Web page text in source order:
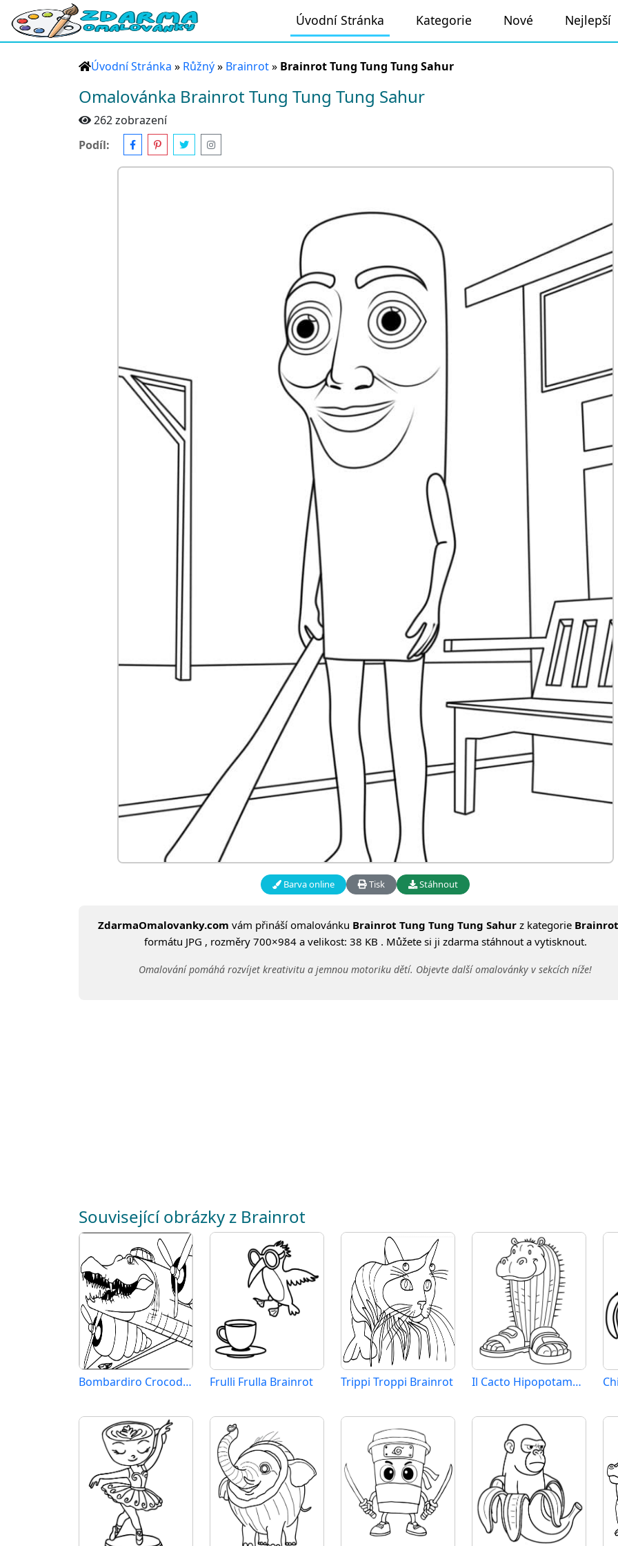
Úvodní Stránka Kategorie Nové Nejlepší
Úvodní Stránka » Růžný» Brainrot» Brainrot Tung Tung Tung Sahur
Omalovánka Brainrot Tung Tung Tung Sahur
262 zobrazení
Podíl:
Barva online Tisk Stáhnout
ZdarmaOmalovanky.com vám přináší omalovánku Brainrot Tung Tung Tung Sahur z kategorie Brainrot
formátu JPG , rozměry 700×984 a velikost: 38 KB . Můžete si ji zdarma stáhnout a vytisknout.
Omalování pomáhá rozvíjet kreativitu a jemnou motoriku dětí. Objevte další omalovánky v sekcích níže!
Související obrázky z Brainrot
Bombardiro Crocodillo Brainrot Frulli Frulla Brainrot Trippi Troppi Brainrot Il Cacto Hipopotamo Brainrot